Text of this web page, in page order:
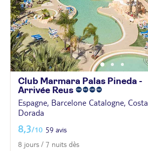
Club Marmara Palas Pineda -
Arrivée Reus
Espagne, Barcelone Catalogne, Costa
Dorada
8,3/10 59 avis
8 jours / 7 nuits dès